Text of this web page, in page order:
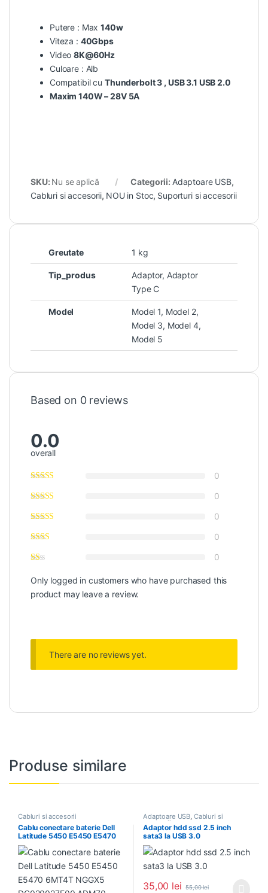
Putere : Max140w
Viteza : 40Gbps
Video8K@60Hz
Culoare : Alb
Compatibil cuThunderbolt 3 , USB 3.1 USB 2.0
Maxim 140W – 28V 5A
SKU: Nu se aplică Categorii: Adaptoare USB,
Cabluri si accesorii, NOU in Stoc, Suporturi si accesorii
Greutate 1 kg
Tip_produs
Adaptor, Adaptor
Type C
Model
Model 1, Model 2,
Model 3, Model 4,
Model 5
Based on 0 reviews
0.0
overall
0
0
0
0
0
Only logged in customers who have purchased this
product may leave a review.
There are no reviews yet.
Produse similare
Cabluri si accesorii
Cablu conectare baterie Dell
Latitude 5450 E5450 E5470
6MT4T NGGX5 DC020027E00
ADM70
Adaptoare USB, Cabluri si
accesorii
Adaptor hdd ssd 2.5 inch
sata3 la USB 3.0
35,00 lei 55,00lei